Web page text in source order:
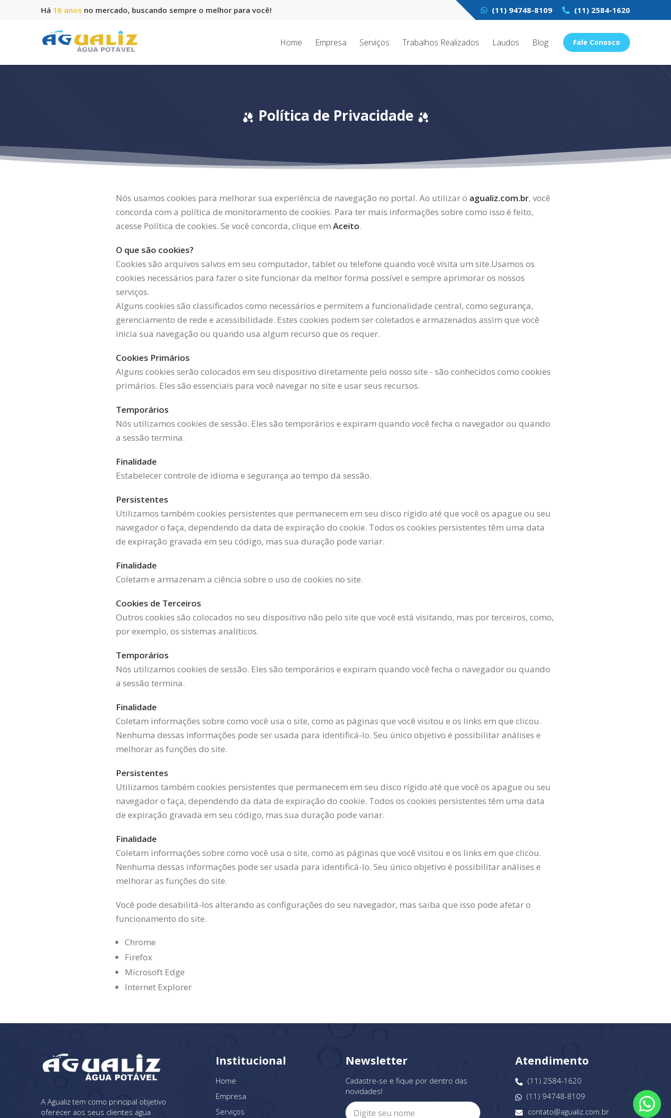
Há 16 anos no mercado, buscando sempre o melhor para você! (11) 94748-8109 (11) 2584-1620
Home Empresa Serviços Trabalhos Realizados Laudos Blog Fale Conosco
Política de Privacidade
Nós usamos cookies para melhorar sua experiência de navegação no portal. Ao utilizar o agualiz.com.br, você
concorda com a política de monitoramento de cookies. Para ter mais informações sobre como isso é feito,
acesse Política de cookies. Se você concorda, clique em Aceito.
O que são cookies?
Cookies são arquivos salvos em seu computador, tablet ou telefone quando você visita um site.Usamos os
cookies necessários para fazer o site funcionar da melhor forma possível e sempre aprimorar os nossos
serviços.
Alguns cookies são classificados como necessários e permitem a funcionalidade central, como segurança,
gerenciamento de rede e acessibilidade. Estes cookies podem ser coletados e armazenados assim que você
inicia sua navegação ou quando usa algum recurso que os requer.
Cookies Primários
Alguns cookies serão colocados em seu dispositivo diretamente pelo nosso site - são conhecidos como cookies
primários. Eles são essenciais para você navegar no site e usar seus recursos.
Temporários
Nós utilizamos cookies de sessão. Eles são temporários e expiram quando você fecha o navegador ou quando
a sessão termina.
Finalidade
Estabelecer controle de idioma e segurança ao tempo da sessão.
Persistentes
Utilizamos também cookies persistentes que permanecem em seu disco rígido até que você os apague ou seu
navegador o faça, dependendo da data de expiração do cookie. Todos os cookies persistentes têm uma data
de expiração gravada em seu código, mas sua duração pode variar.
Finalidade
Coletam e armazenam a ciência sobre o uso de cookies no site.
Cookies de Terceiros
Outros cookies são colocados no seu dispositivo não pelo site que você está visitando, mas por terceiros, como,
por exemplo, os sistemas analíticos.
Temporários
Nós utilizamos cookies de sessão. Eles são temporários e expiram quando você fecha o navegador ou quando
a sessão termina.
Finalidade
Coletam informações sobre como você usa o site, como as páginas que você visitou e os links em que clicou.
Nenhuma dessas informações pode ser usada para identificá-lo. Seu único objetivo é possibilitar análises e
melhorar as funções do site.
Persistentes
Utilizamos também cookies persistentes que permanecem em seu disco rígido até que você os apague ou seu
navegador o faça, dependendo da data de expiração do cookie. Todos os cookies persistentes têm uma data
de expiração gravada em seu código, mas sua duração pode variar.
Finalidade
Coletam informações sobre como você usa o site, como as páginas que você visitou e os links em que clicou.
Nenhuma dessas informações pode ser usada para identificá-lo. Seu único objetivo é possibilitar análises e
melhorar as funções do site.
Você pode desabilitá-los alterando as configurações do seu navegador, mas saiba que isso pode afetar o
funcionamento do site.
Chrome
Firefox
Microsoft Edge
Internet Explorer
A Agualiz tem como principal objetivo
oferecer aos seus clientes água
Institucional
Home
Empresa
Serviços
Newsletter
Cadastre-se e fique por dentro das
novidades!
Atendimento
(11) 2584-1620
(11) 94748-8109
contato@agualiz.com.br